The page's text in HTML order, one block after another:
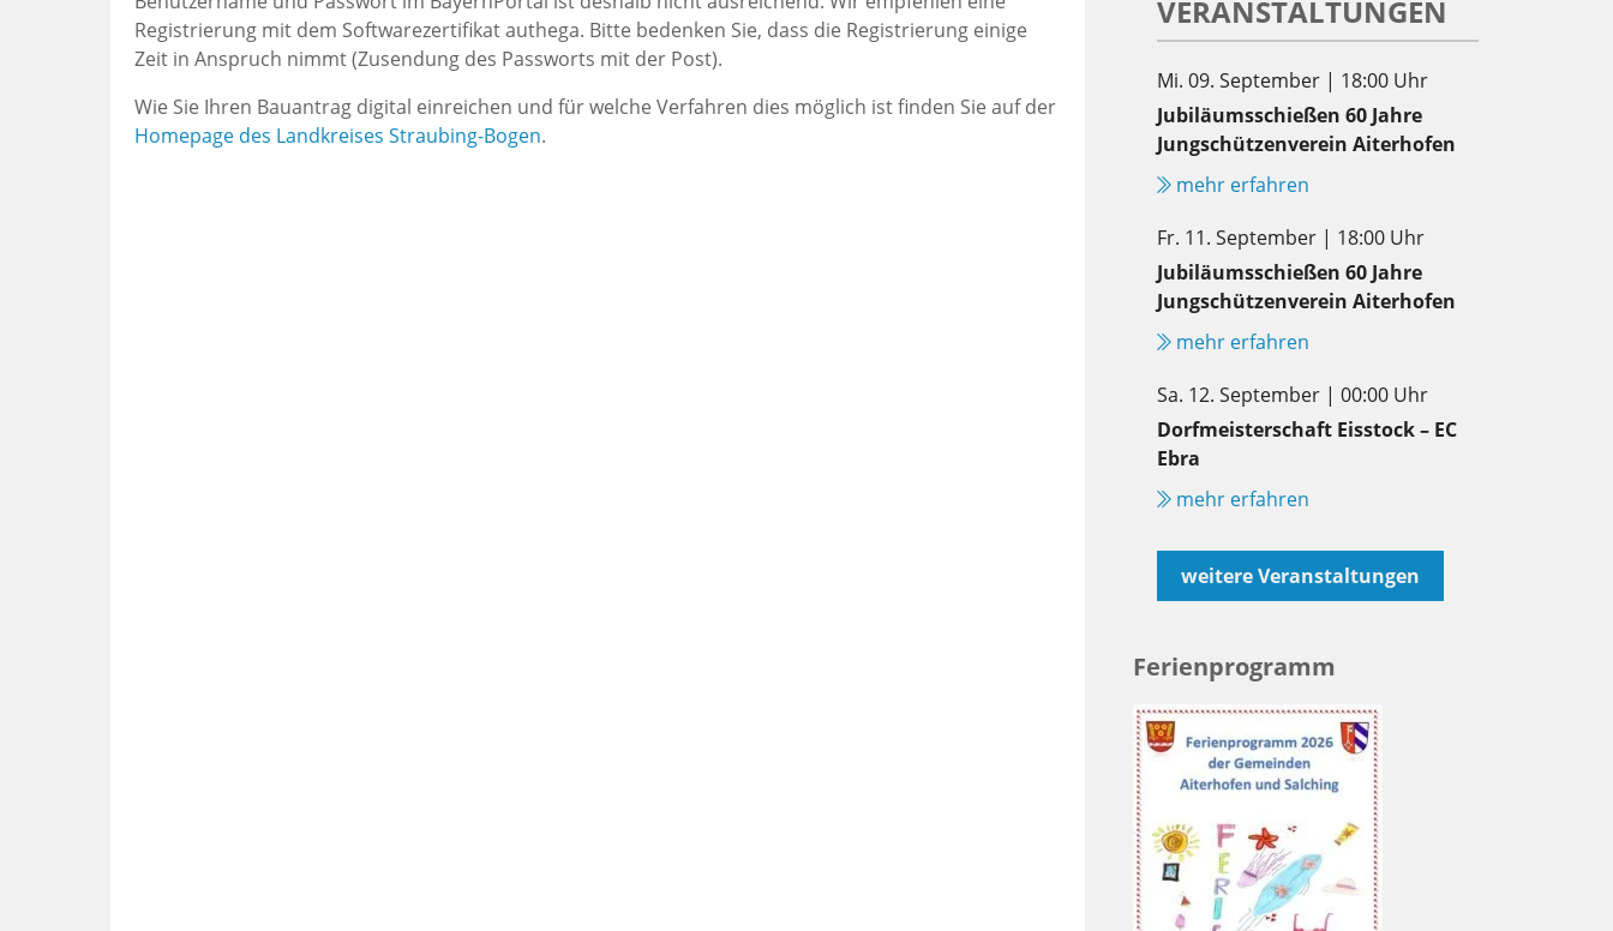
Registrierung mit dem Softwarezertifikat authega. Bitte bedenken Sie, dass die Registrierung einige
Zeit in Anspruch nimmt (Zusendung des Passworts mit der Post).
Wie Sie Ihren Bauantrag digital einreichen und für welche Verfahren dies möglich ist finden Sie auf der
Homepage des Landkreises Straubing-Bogen.
VERANSTALTUNGEN
Mi. 09. September | 18:00 Uhr
Jubiläumsschießen 60 Jahre
Jungschützenverein Aiterhofen
mehr erfahren
Fr. 11. September | 18:00 Uhr
Jubiläumsschießen 60 Jahre
Jungschützenverein Aiterhofen
mehr erfahren
Sa. 12. September | 00:00 Uhr
Dorfmeisterschaft Eisstock – EC
Ebra
mehr erfahren
weitere Veranstaltungen
Ferienprogramm